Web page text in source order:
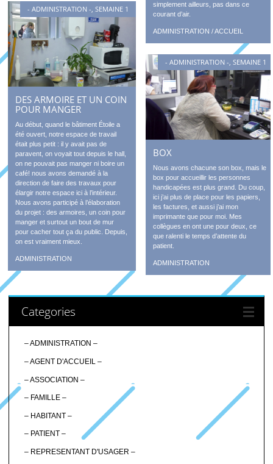
simplement ailleurs, pas dans ce
courant d’air.
ADMINISTRATION / ACCUEIL
- ADMINISTRATION -,SEMAINE 1
DES ARMOIRE ET UN COIN
POUR MANGER
Au début, quand le bâtiment Étoile a
été ouvert, notre espace de travail
était plus petit : il y avait pas de
paravent, on voyait tout depuis le hall,
on ne pouvait pas manger ni boire un
café! nous avons demandé à la
direction de faire des travaux pour
élargir notre espace ici à l’intérieur.
Nous avons participé à l’élaboration
du projet : des armoires, un coin pour
manger et surtout un bout de mur
pour cacher tout ça du public. Depuis,
on est vraiment mieux.
ADMINISTRATION
- ADMINISTRATION - ,SEMAINE 1
BOX
Nous avons chacune son box, mais le
box pour accueillir les personnes
handicapées est plus grand. Du coup,
ici j’ai plus de place pour les papiers,
les factures, et aussi j’ai mon
imprimante que pour moi. Mes
collègues en ont une pour deux, ce
que ralenti le temps d’attente du
patient.
ADMINISTRATION
Categories
– ADMINISTRATION –
– AGENT D'ACCUEIL –
– ASSOCIATION –
– FAMILLE –
– HABITANT –
– PATIENT –
– REPRESENTANT D'USAGER –